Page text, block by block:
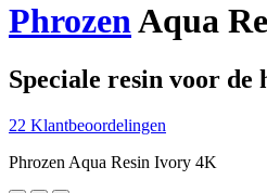
PhrozenAqua
Speciale resin voor de
22 Klantbeoordelingen
Phrozen Aqua Resin Ivory 4K